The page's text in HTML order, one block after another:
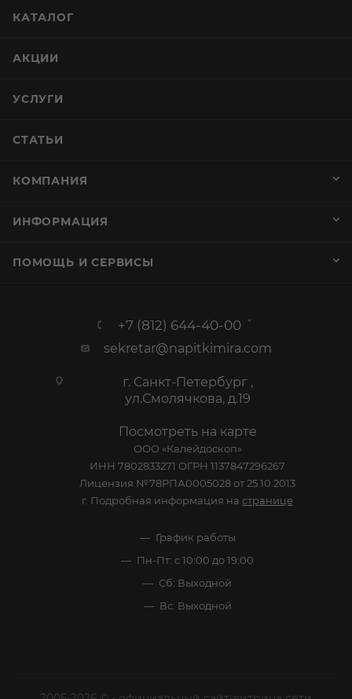
КАТАЛОГ
АКЦИИ
УСЛУГИ
СТАТЬИ
КОМПАНИЯ
ИНФОРМАЦИЯ
ПОМОЩЬ И СЕРВИСЫ
+7 (812) 644-40-00
sekretar@napitkimira.com
г. Санкт-Петербург ,
ул.Смолячкова, д.19
Посмотреть на карте
ООО «Калейдоскоп»
ИНН 7802833271 ОГРН 1137847296267
Лицензия №78РПА0005028 от 25.10.2013
г. Подробная информация на странице
График работы
Пн-Пт: с 10:00 до 19:00
Сб: Выходной
Вс: Выходной